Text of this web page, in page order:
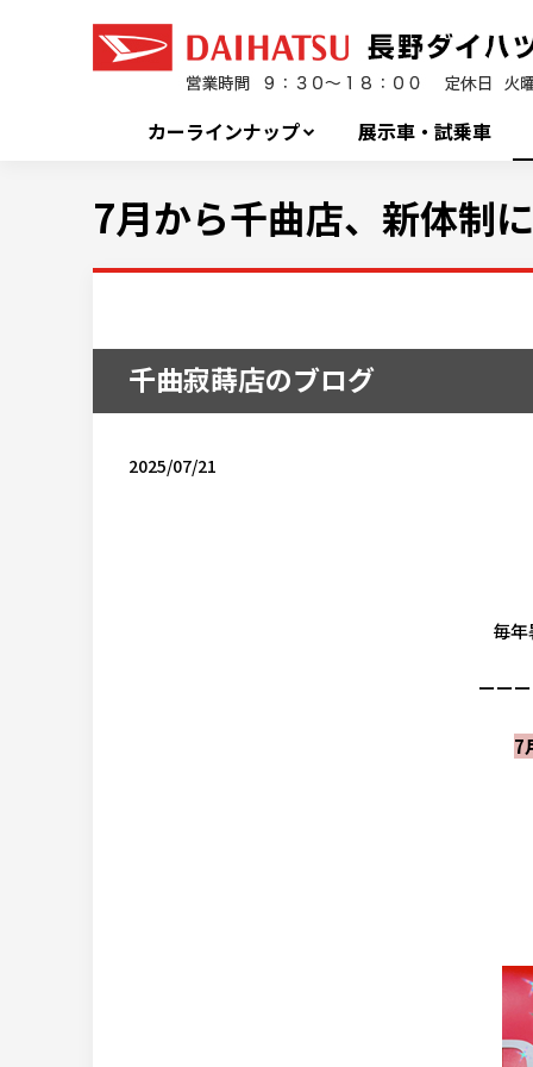
カーラインナップ 展示車・試乗車
7月から千曲店、新体制
千曲寂蒔店のブログ
2025/07/21
毎
ーー
7